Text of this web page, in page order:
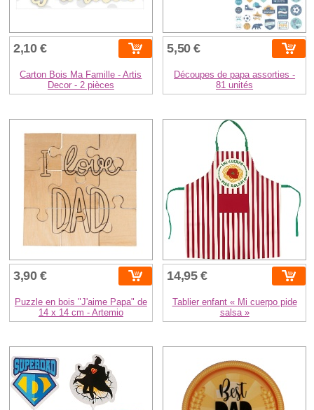
2,10 €
Carton Bois Ma Famille - Artis
Decor - 2 pièces
5,50 €
Découpes de papa assorties -
81 unités
3,90 €
Puzzle en bois "J'aime Papa" de
14 x 14 cm - Artemio
14,95 €
Tablier enfant « Mi cuerpo pide
salsa »